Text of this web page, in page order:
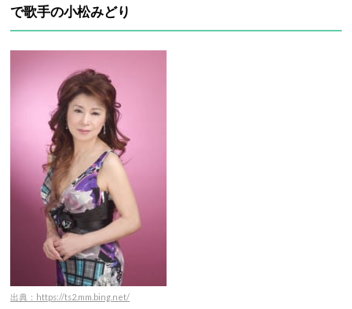
で歌手の小松みどり
出典：https://ts2.mm.bing.net/